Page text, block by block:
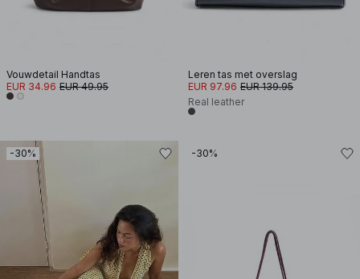
Vouwdetail Handtas
EUR 34.96 EUR 49.95
Leren tas met overslag
EUR 97.96 EUR 139.95
Real leather
-30% -30%